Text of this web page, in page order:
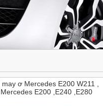
may ơ Mercedes E200 W211 ,
Mercedes E200 ,E240 ,E280